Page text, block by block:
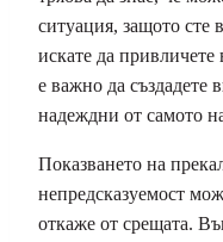
ситуация, защото сте
искате да привличете
е важно да създадете
надеждни от самото
Показването на
непредсказуемост
откаже от срещата.